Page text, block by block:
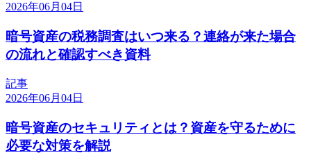
2026年06月04日
暗号資産の税務調査はいつ来る？連絡が来た場合
の流れと確認すべき資料
記事
2026年06月04日
暗号資産のセキュリティとは？資産を守るために
必要な対策を解説